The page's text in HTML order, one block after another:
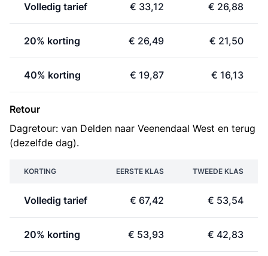
Volledig tarief € 33,12 € 26,88
20% korting € 26,49 € 21,50
40% korting € 19,87 € 16,13
Retour
Dagretour: van Delden naar Veenendaal West en terug
(dezelfde dag).
KORTING EERSTE KLAS TWEEDE KLAS
Volledig tarief € 67,42 € 53,54
20% korting € 53,93 € 42,83